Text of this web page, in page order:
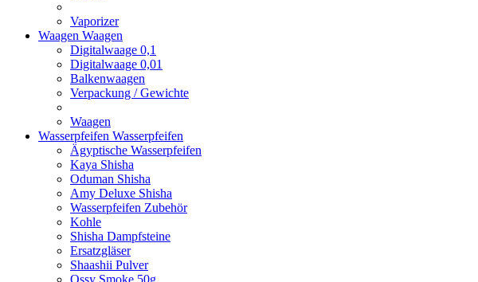
Vaporizer
Waagen Waagen
Digitalwaage 0,1
Digitalwaage 0,01
Balkenwaagen
Verpackung / Gewichte
Waagen
Wasserpfeifen Wasserpfeifen
Ägyptische Wasserpfeifen
Kaya Shisha
Oduman Shisha
Amy Deluxe Shisha
Wasserpfeifen Zubehör
Kohle
Shisha Dampfsteine
Ersatzgläser
Shaashii Pulver
Ossy Smoke 50g